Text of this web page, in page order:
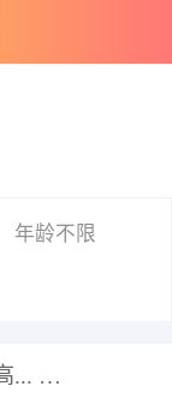
年龄不限
南昌大学第一附属医院高...